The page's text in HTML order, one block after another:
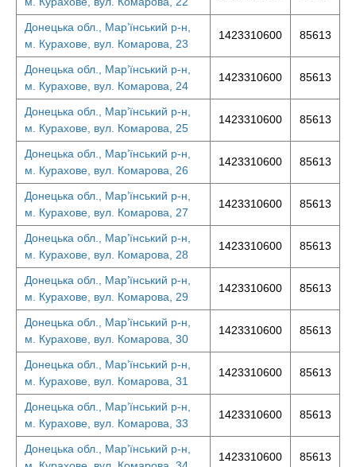
Донецька обл., Мар’їнський р-н,
м. Курахове, вул. Комарова, 23
1423310600 85613
Донецька обл., Мар’їнський р-н,
м. Курахове, вул. Комарова, 24
1423310600 85613
Донецька обл., Мар’їнський р-н,
м. Курахове, вул. Комарова, 25
1423310600 85613
Донецька обл., Мар’їнський р-н,
м. Курахове, вул. Комарова, 26
1423310600 85613
Донецька обл., Мар’їнський р-н,
м. Курахове, вул. Комарова, 27
1423310600 85613
Донецька обл., Мар’їнський р-н,
м. Курахове, вул. Комарова, 28
1423310600 85613
Донецька обл., Мар’їнський р-н,
м. Курахове, вул. Комарова, 29
1423310600 85613
Донецька обл., Мар’їнський р-н,
м. Курахове, вул. Комарова, 30
1423310600 85613
Донецька обл., Мар’їнський р-н,
м. Курахове, вул. Комарова, 31
1423310600 85613
Донецька обл., Мар’їнський р-н,
м. Курахове, вул. Комарова, 33
1423310600 85613
Донецька обл., Мар’їнський р-н,
1423310600 85613